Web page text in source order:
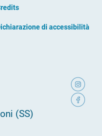
di accessibilità
(SS)